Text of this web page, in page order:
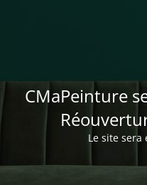
CMaPeinture
Le site sera